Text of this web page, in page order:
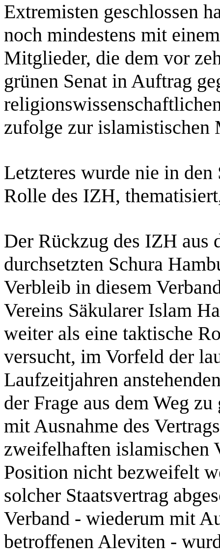
Extremisten geschlossen
noch mindestens mit
Mitglieder, die dem vor
grünen Senat in Auftrag
zufolge zur
Letzteres wurde nie in den
Rolle des IZH,
Der Rückzug des IZH aus
durchsetzten Schura
Verbleib in diesem
Vereins Säkularer Islam
weiter als eine taktische
versucht, im Vorfeld der
Laufzeitjahren
der Frage aus dem Weg
mit Ausnahme des
zweifelhaften islamischen
Position nicht bezweifelt
solcher Staatsvertrag
Verband - wiederum mit
betroffenen Aleviten -